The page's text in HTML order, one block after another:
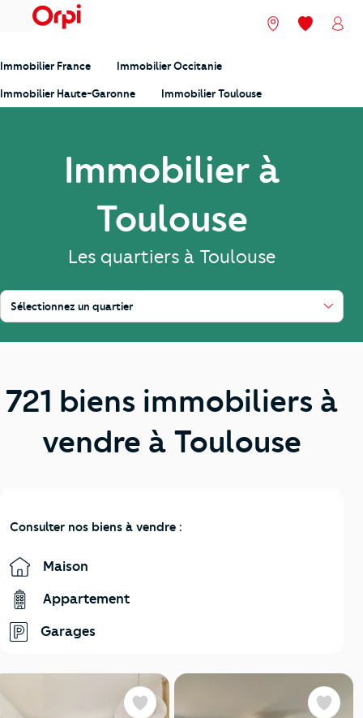
menu Nos agences
Mes
Immobilier France Immobilier Occitanie
Immobilier Haute-Garonne Immobilier Toulouse
Immobilier à
Toulouse
Les quartiers à Toulouse
Sélectionnez un quartier
721 biens immobiliers à
vendre à Toulouse
Consulter nos biens à vendre :
Maison
Appartement
Garages
Favoris Favoris